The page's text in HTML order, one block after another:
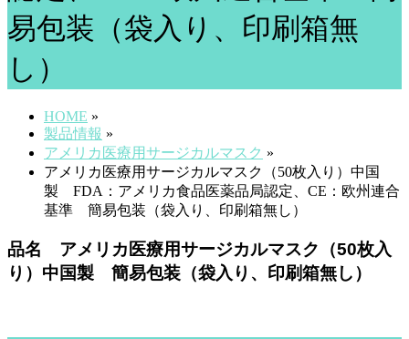
易包装（袋入り、印刷箱無
し）
HOME »
製品情報 »
アメリカ医療用サージカルマスク »
アメリカ医療用サージカルマスク（50枚入り）中国
製 FDA：アメリカ食品医薬品局認定、CE：欧州連合
基準 簡易包装（袋入り、印刷箱無し）
品名 アメリカ医療用サージカルマスク（50枚入
り）中国製 簡易包装（袋入り、印刷箱無し）